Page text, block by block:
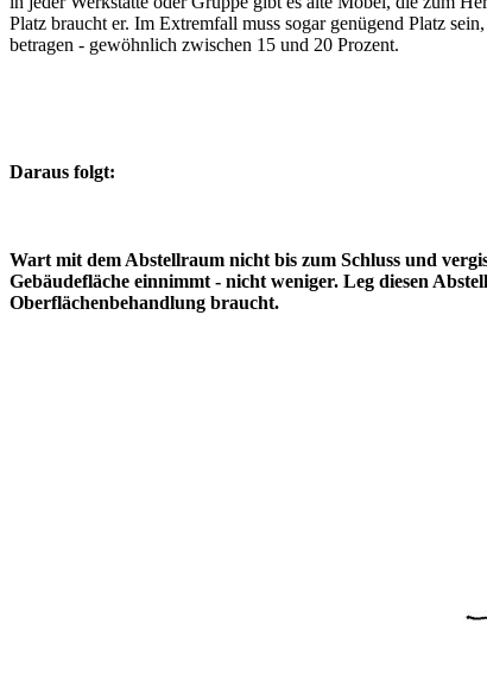
Platz braucht er. Im Extremfall muss sogar genügend Platz
betragen - gewöhnlich zwischen 15 und 20 Prozent.
Daraus folgt:
Wart mit dem Abstellraum nicht bis zum Schluss und
Gebäudefläche einnimmt - nicht weniger. Leg diesen
Oberflächenbehandlung braucht.